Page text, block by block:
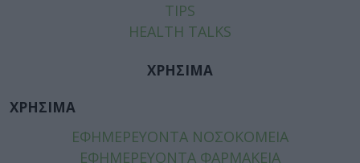
TIPS
HEALTH TALKS
ΧΡΗΣΙΜΑ
ΧΡΗΣΙΜΑ
ΕΦΗΜΕΡΕΥΟΝΤΑ ΝΟΣΟΚΟΜΕΙΑ
ΕΦΗΜΕΡΕΥΟΝΤΑ ΦΑΡΜΑΚΕΙΑ